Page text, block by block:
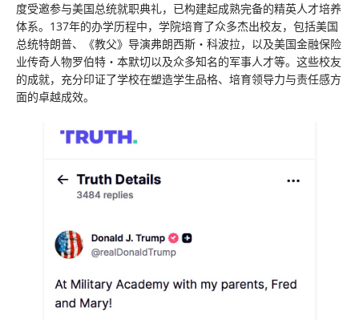
度受邀参与美国总统就职典礼，已构建起成熟完备的精英人才培养
体系。137年的办学历程中，学院培育了众多杰出校友，包括美国
总统特朗普、《教父》导演弗朗西斯・科波拉，以及美国金融保险
业传奇人物罗伯特・本默切以及众多知名的军事人才等。这些校友
的成就，充分印证了学校在塑造学生品格、培育领导力与责任感方
面的卓越成效。